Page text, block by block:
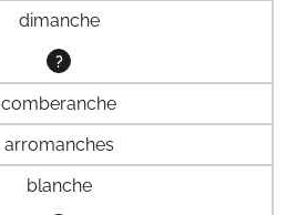
dimanche
?
comberanche
arromanches
blanche